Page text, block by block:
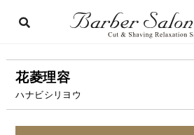
花菱理容
ハナビシリヨウ